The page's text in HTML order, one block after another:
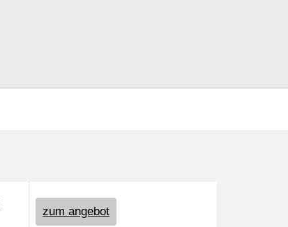
zum angebot